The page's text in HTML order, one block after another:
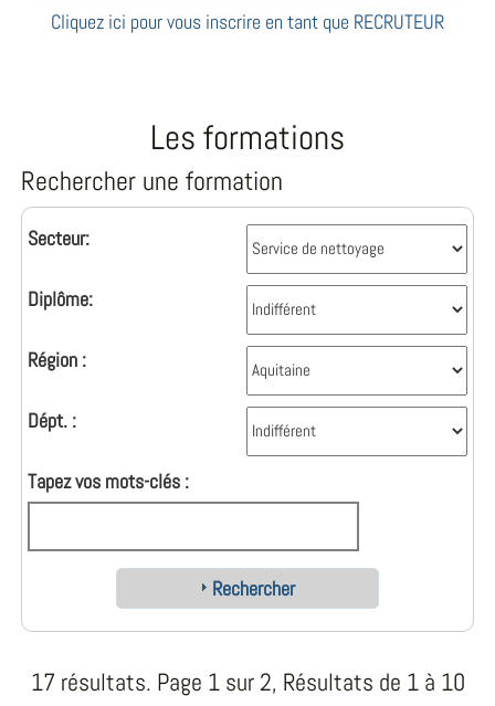
Cliquez ici pour vous inscrire en tant que RECRUTEUR
Les formations
Rechercher une formation
Secteur:
Diplôme:
Région :
Dépt. :
Tapez vos mots-clés :
Rechercher
17 résultats. Page 1 sur 2, Résultats de 1 à 10